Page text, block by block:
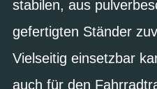
stabilen, aus
gefertigten Ständer
Vielseitig einsetzbar
auch für den